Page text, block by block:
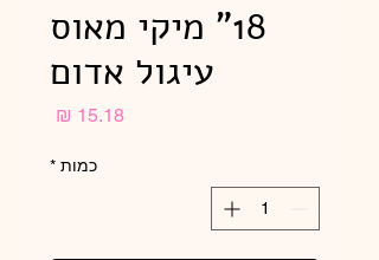
18" מיקי מאוס
עיגול אדום
כמות *